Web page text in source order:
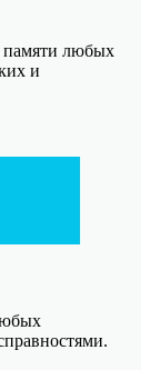
памяти любых
и